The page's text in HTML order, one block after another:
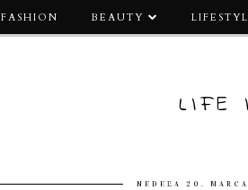
FASHION BEAUTY
LIFE
NEDEĽA 20.